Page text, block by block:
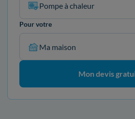
Pompe à chaleur
Pour votre
Ma maison
Mon devis